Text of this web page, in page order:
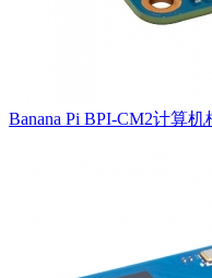
Banana Pi BPI-CM2计算